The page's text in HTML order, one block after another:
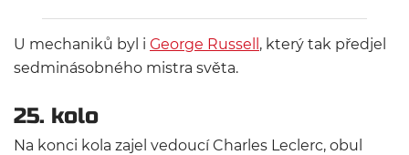
U mechaniků byl i George Russell , který tak předjel
sedminásobného mistra světa.
25. kolo
Na konci kola zajel vedoucí Charles Leclerc, obul